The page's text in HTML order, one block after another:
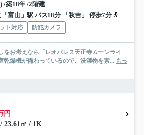
/築18年 /2階建
富山」駅 バス18分 「秋吉」 停歩7分
ト対応 防犯カメラ
をお考えなら「レオパレス天正寺ムーンライ
乾燥機が備わっているので、洗濯物を素... もっ
円
23.61㎡ / 1K